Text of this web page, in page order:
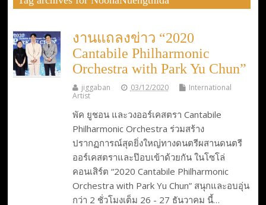
งานแถลงข่าว “2020
Cantabile Philharmonic
Orchestra with Park Yu Chun”
jiggaban 03/12/2020
International
Artist
พัค ยูชอน และวงออร์เคสตรา Cantabile
Philharmonic Orchestra ร่วมสร้าง
ปรากฏการณ์สุดยิ่งใหญ่ทางดนตรีผสานดนตรี
ออร์เคสตราและป๊อบเข้าด้วยกัน ในโซโล่
คอนเสิร์ต “2020 Cantabile Philharmonic
Orchestra with Park Yu Chun” สนุกและอบอุ่น
กว่า 2 ชั่วโมงเต็ม 26 - 27 ธันวาคม นี้…